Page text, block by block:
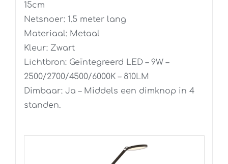
15cm
Netsnoer: 1.5 meter lang
Materiaal: Metaal
Kleur: Zwart
Lichtbron: Geïntegreerd LED – 9W –
2500/2700/4500/6000K – 810LM
Dimbaar: Ja – Middels een dimknop in 4
standen.